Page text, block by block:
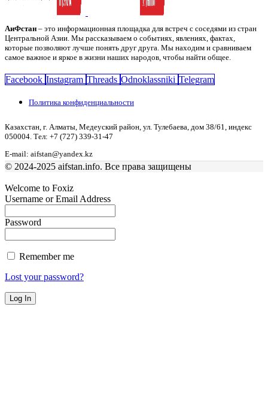
АиФстан – это информационная площадка для встреч с соседями из стран
Центральной Азии. Мы рассказываем о событиях, явлениях, фактах,
которые позволяют лучше понять друг друга. Мы находим и сравниваем
самое важное и яркое в жизни наших народов, чтобы найти общее.
Facebook Instagram Threads Odnoklassniki Telegram
Политика конфиденциальности
Казахстан, г. Алматы, Медеуский район, ул. Тулебаева, дом 38/61, индекс
050004. Тел: +7 (727) 339-31-47
E-mail: aifstan@yandex.kz
© 2024-2025 aifstan.info. Все права защищены
Welcome to Foxiz
Username or Email Address
Password
Remember me
Lost your password?